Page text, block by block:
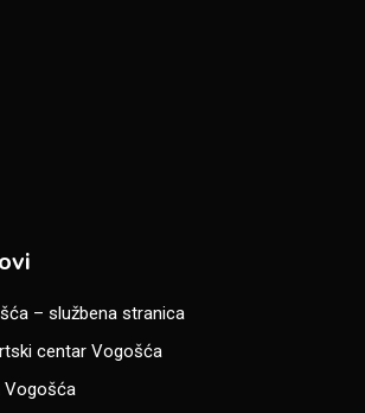
– službena stranica
centar Vogošća
Vogošća